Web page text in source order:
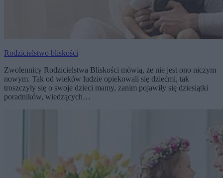
Rodzicielstwo bliskości
Zwolennicy Rodzicielstwa Bliskości mówią, że nie jest ono niczym
nowym. Tak od wieków ludzie opiekowali się dziećmi, tak
troszczyły się o swoje dzieci mamy, zanim pojawiły się dziesiątki
poradników, wiedzących…